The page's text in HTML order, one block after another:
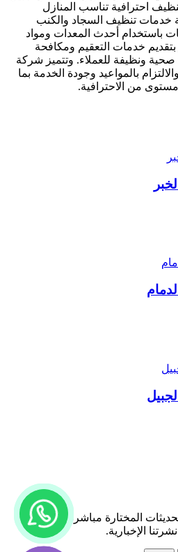
احترافية تناسب المنازل
خدمات تنظيف السجاد والكنب
باستخدام أحدث المعدات ومواد
خدمات التعقيم ومكافحة
صحية ونظيفة للعملاء. وتتميز شركة
بالمواعيد وجودة الخدمة بما
مستوى من الاحترافية.
المختارة مباشرة إلى صندوق
الإخبارية.